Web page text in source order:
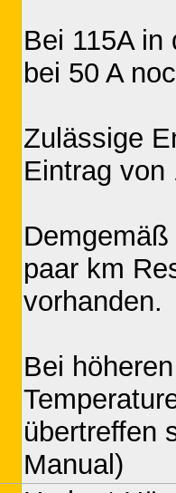
Bei 115A
bei 50 A
Zulässige
Eintrag von
paar km
vorhanden.
Bei
übertreffen
Manual)